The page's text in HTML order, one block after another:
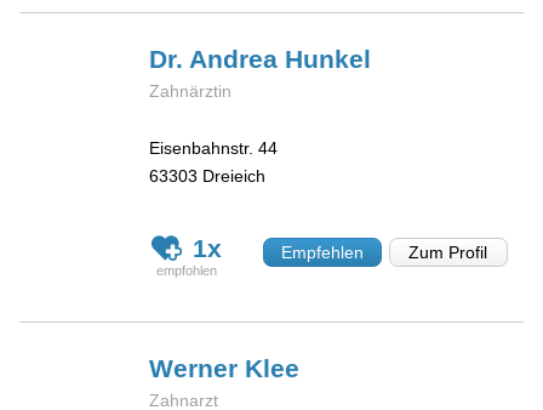
Dr. Andrea Hunkel
Zahnärztin
Eisenbahnstr. 44
63303 Dreieich
1x Empfehlen Zum Profil
Werner Klee
Zahnarzt